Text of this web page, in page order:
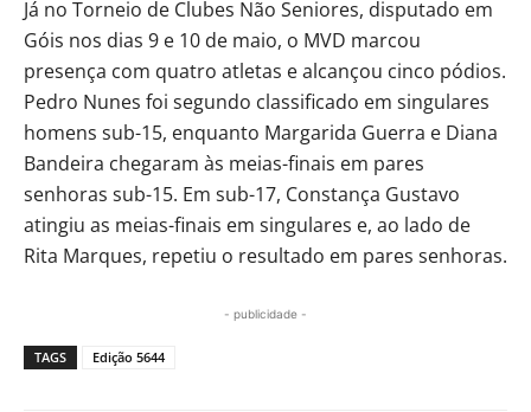
Já no Torneio de Clubes Não Seniores, disputado em
Góis nos dias 9 e 10 de maio, o MVD marcou
presença com quatro atletas e alcançou cinco pódios.
Pedro Nunes foi segundo classificado em singulares
homens sub-15, enquanto Margarida Guerra e Diana
Bandeira chegaram às meias-finais em pares
senhoras sub-15. Em sub-17, Constança Gustavo
atingiu as meias-finais em singulares e, ao lado de
Rita Marques, repetiu o resultado em pares senhoras.
- publicidade -
TAGS Edição 5644